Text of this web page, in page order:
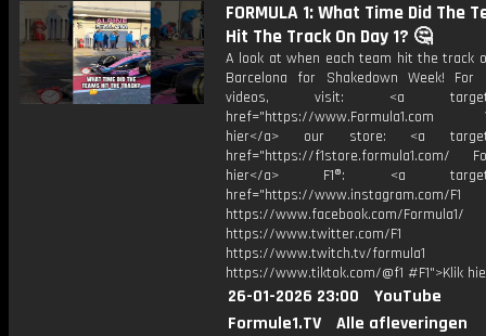
FORMULA 1: What Time Did The
Hit The Track On Day 1? 🤔
A look at when each team hit the track
Barcelona for Shakedown Week! For
videos, visit: <a
href="https://www.Formula1.com
hier</a> our store: <a
href="https://f1store.formula1.com/
hier</a> F1®: <a
href="https://www.instagram.com/F1
https://www.facebook.com/Formula1/
https://www.twitter.com/F1
https://www.twitch.tv/formula1
https://www.tiktok.com/@f1 #F1">Klik
26-01-2026 23:00
YouTube
Formule1.TV
Alle afleveringen